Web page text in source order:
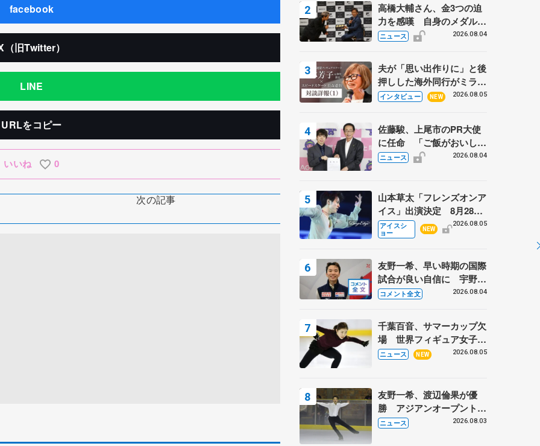
facebook
（旧Twitter）
LINE
URLをコピー
いいね 0
次の記事
高橋大輔さん、金3つの迫
力を感嘆 自身のメダルは
「どちらに？」 〝リス兄
野村忠宏さんと対談
ニュース 2026.08.04
夫が「思い出作りに」と後
押しした海外同行がミラノ
まで… 繁華街のリンクで
に 小林芳子さんが振り返
るスケート人生
インタビュー NEW 2026.08.05
佐藤駿、上尾市のPR大使
に任命 「ご飯がおいし
く、住みやすいのが魅力」
ニュース 2026.08.04
山本草太「フレンズオンア
イス」出演決定 8月28日
（金）2公演のみ 荒川静
香さんプロデュース、20
アイスシ
ョー
NEW
2026.08.05
友野一希、早い時期の国際
試合が良い自信に 宇野昌
磨の現役復帰に思っている
トロフィーフリー】
コメント全文 2026.08.04
千葉百音、サマーカップ欠
場 世界フィギュア女子2
位
ニュース NEW 2026.08.05
友野一希、渡辺倫果が優
勝 アジアンオープントロ
フィー
ニュース 2026.08.03